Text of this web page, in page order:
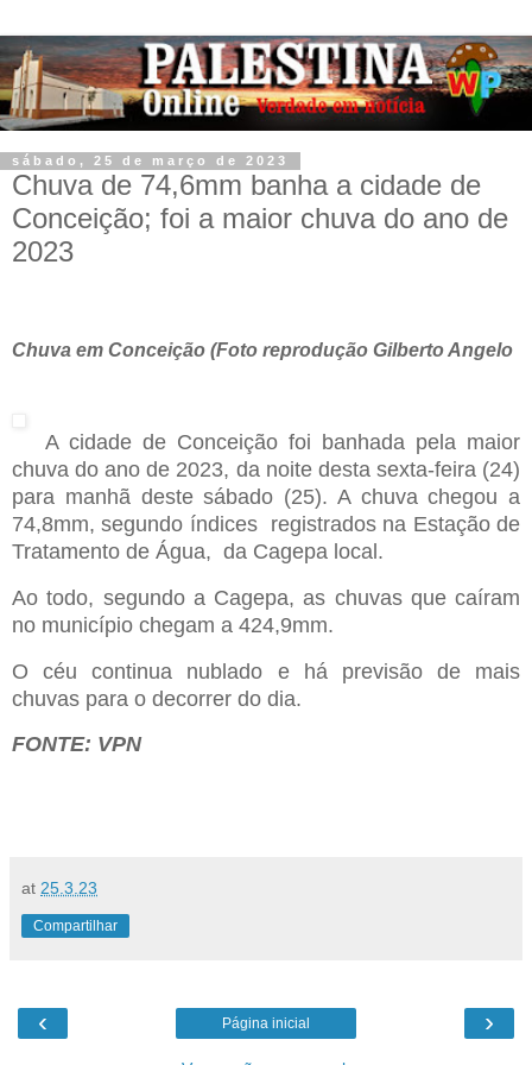
sábado, 25 de março de 2023
Chuva de 74,6mm banha a cidade de
Conceição; foi a maior chuva do ano de
2023
Chuva em Conceição (Foto reprodução Gilberto Angelo
A cidade de Conceição foi banhada pela maior
chuva do ano de 2023, da noite desta sexta-feira (24)
para manhã deste sábado (25). A chuva chegou a
74,8mm, segundo índices registrados na Estação de
Tratamento de Água, da Cagepa local.
Ao todo, segundo a Cagepa, as chuvas que caíram
no município chegam a 424,9mm.
O céu continua nublado e há previsão de mais
chuvas para o decorrer do dia.
FONTE: VPN
at 25.3.23
Compartilhar
‹ ›
Página inicial